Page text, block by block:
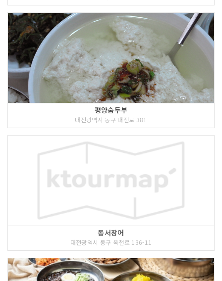
평양숨두부
대전광역시 동구 대전로 381
동서장어
대전광역시 동구 옥천로 136-11